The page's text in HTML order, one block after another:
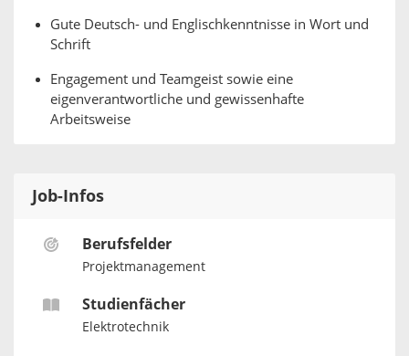
Gute Deutsch- und Englischkenntnisse in Wort und
Schrift
Engagement und Teamgeist sowie eine
eigenverantwortliche und gewissenhafte
Arbeitsweise
Job-Infos
Berufsfelder
Projektmanagement
Studienfächer
Elektrotechnik